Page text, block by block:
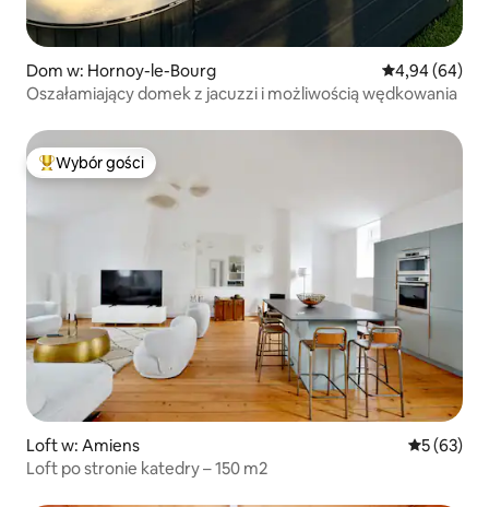
Dom w: Hornoy-le-Bourg Średnia
4,94 (64)
Oszałamiający domek z jacuzzi i możliwością wędkowania
Najpopularniejsze z kategorii Wybór gości
Wybór gości
Loft w: Amiens Średnia
5 (63)
Loft po stronie katedry – 150 m2